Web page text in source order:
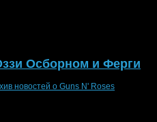
Осборном и Ферги
новостей о Guns N' Roses